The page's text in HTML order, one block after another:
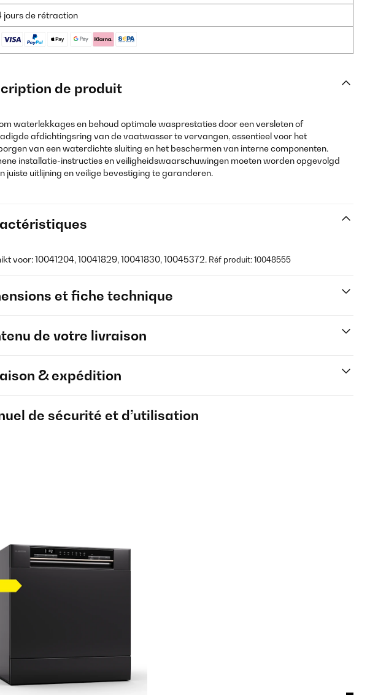
jours de rétraction
de produit
waterlekkages en behoud optimale wasprestaties door een versleten of
afdichtingsring van de vaatwasser te vervangen, essentieel voor het
van een waterdichte sluiting en het beschermen van interne componenten.
installatie-instructies en veiligheidswaarschuwingen moeten worden opgevolgd
juiste uitlijning en veilige bevestiging te garanderen.
voor: 10041204, 10041829, 10041830, 10045372. Réf produit: 10048555
et fiche technique
de votre livraison
& expédition
de sécurité et d’utilisation